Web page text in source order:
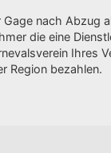
nach Abzug
die eine
Ihres
Region bezahlen.